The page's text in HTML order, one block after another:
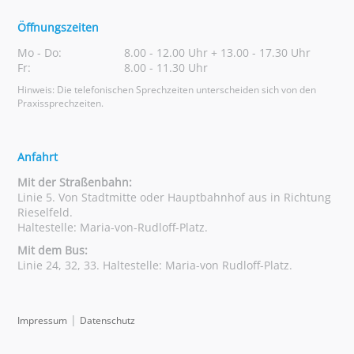
Zahnmedizinischen Verwaltungsangestellten ist
ideal, aber auch kaufmännische Ausbildungen
(z. B. Kauffrau für Bürokommunikation,
Sekretärin) mit Praxiserfahrung sind völlig
ausreichend.
Beides!
aber auch freundlich und humorvoll im Umgang
miteinander. Das ist wichtig, um Stress
abzubauen und die Patientenbetreuung
entspannt zu gestalten.
anspruchsvolle oder unzufriedene Patienten.
Dafür schulen wir Sie in
und Deeskalation. In schwierigen Situationen
unterstützen wir Sie immer und stehen Ihnen
zur Seite.
Jahr 2+: Übernahme von
Führungsaufgaben, Anleitung neuer
Mitarbeiter, Praxismanagement,
Qualitätsmanagement, Abrechnung)
Öffnungszeiten
Mo - Do:
8.00 - 12.00 Uhr + 13.00 - 17.30 Uhr
Fr:
8.00 - 11.30 Uhr
Hinweis: Die telefonischen Sprechzeiten unterscheiden sich von den
Praxissprechzeiten.
Anfahrt
Mit der Straßenbahn:
Linie 5. Von Stadtmitte oder Hauptbahnhof aus in Richtung
Rieselfeld.
Haltestelle: Maria-von-Rudloff-Platz.
Mit dem Bus:
Linie 24, 32, 33. Haltestelle: Maria-von Rudloff-Platz.
Impressum | Datenschutz